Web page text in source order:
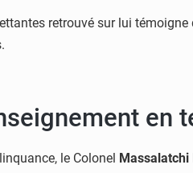
retrouvé sur lui
en
le Colonel Massalatchi